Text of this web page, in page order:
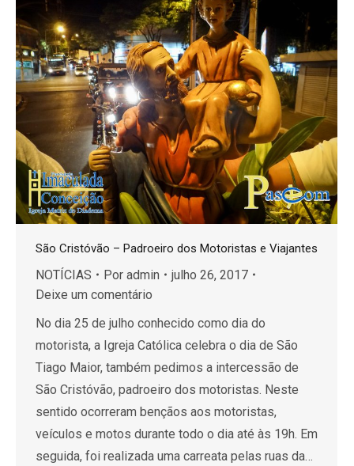
São Cristóvão – Padroeiro dos Motoristas e Viajantes
NOTÍCIAS Por admin
julho 26, 2017
Deixe um comentário
No dia 25 de julho conhecido como dia do
motorista, a Igreja Católica celebra o dia de São
Tiago Maior, também pedimos a intercessão de
São Cristóvão, padroeiro dos motoristas. Neste
sentido ocorreram bençãos aos motoristas,
veículos e motos durante todo o dia até às 19h. Em
seguida, foi realizada uma carreata pelas ruas da…